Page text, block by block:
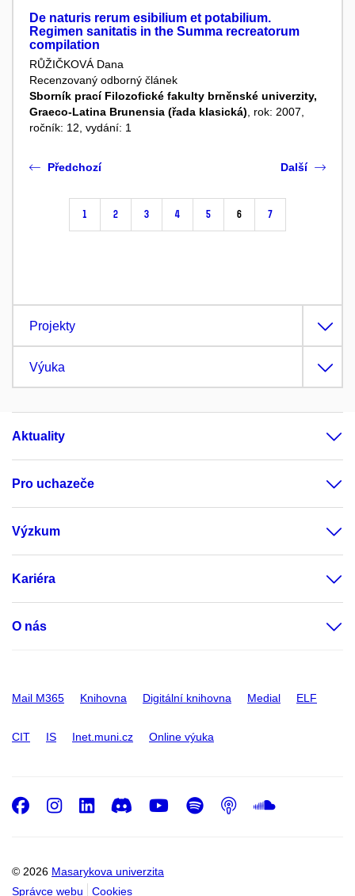
De naturis rerum esibilium et potabilium.
Regimen sanitatis in the Summa recreatorum
compilation
RŮŽIČKOVÁ Dana
Recenzovaný odborný článek
Sborník prací Filozofické fakulty brněnské univerzity,
Graeco-Latina Brunensia (řada klasická) , rok: 2007,
ročník: 12, vydání: 1
Předchozí
1 2 3 4 5 6 7
Další
Projekty
Výuka
Aktuality
Pro uchazeče
Výzkum
Kariéra
O nás
Mail M365 Knihovna Digitální knihovna Medial ELF
CIT IS Inet.muni.cz Online výuka
© 2026 Masarykova univerzita
Správce webu
Cookies
Facebook
Instagram
LinkedIn
DiscordYoutube
Spotify
Podcast